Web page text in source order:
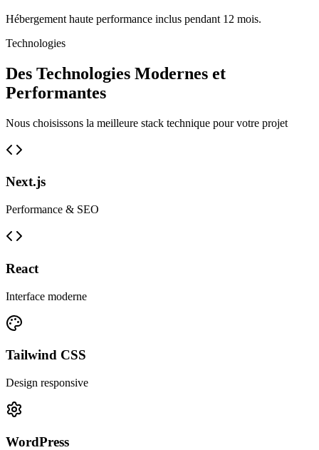
Hébergement haute performance inclus pendant 12 mois.
Technologies
Des Technologies Modernes et
Performantes
Nous choisissons la meilleure stack technique pour votre projet
Next.js
Performance & SEO
React
Interface moderne
Tailwind CSS
Design responsive
WordPress